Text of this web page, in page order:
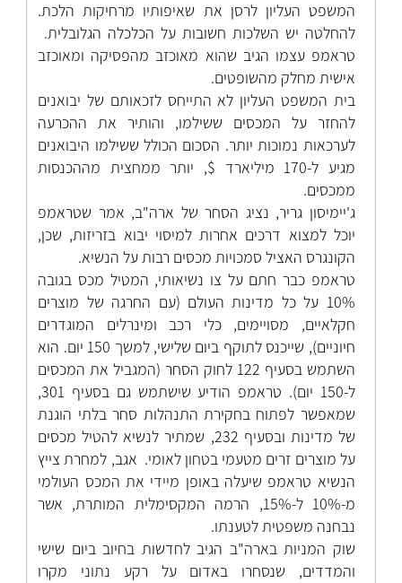
המשפט העליון לרסן את שאיפותיו מרחיקות הלכת.
להחלטה יש השלכות חשובות על הכלכלה הגלובלית.
טראמפ עצמו הגיב שהוא מאוכזב מהפסיקה ומאוכזב
אישית מחלק מהשופטים.
בית המשפט העליון לא התייחס לזכאותם של יבואנים
להחזר על המכסים ששילמו, והותיר את ההכרעה
לערכאות נמוכות יותר. הסכום הכולל ששילמו היבואנים
מגיע ל-170 מיליארד $, יותר ממחצית מההכנסות
ממכסים.
ג'יימיסון גריר, נציג הסחר של ארה"ב, אמר שטראמפ
יוכל למצוא דרכים אחרות למיסוי יבוא בזריזות, שכן,
הקונגרס האציל סמכויות מכסים רבות על הנשיא.
טראמפ כבר חתם על צו נשיאותי, המטיל מכס בגובה
10% על כל מדינות העולם (עם החרגה של מוצרים
חקלאיים, מסויימים, כלי רכב ומינרלים המוגדרים
חיוניים), שייכנס לתוקף ביום שלישי, למשך 150 יום. הוא
השתמש בסעיף 122 לחוק הסחר (המגביל את המכסים
ל-150 יום). טראמפ הודיע שישתמש גם בסעיף 301,
שמאפשר לפתוח בחקירת התנהלות סחר בלתי הוגנת
של מדינות ובסעיף 232, שמתיר לנשיא להטיל מכסים
על מוצרים זרים מטעמי בטחון לאומי. אגב, למחרת צייץ
הנשיא טראמפ שיעלה באופן מיידי את המכס העולמי
מ-10% ל-15%, הרמה המקסימלית המותרת, אשר
נבחנה משפטית לטענתו.
שוק המניות בארה"ב הגיב לחדשות בחיוב ביום שישי
והמדדים, שנסחרו באדום על רקע נתוני מקרו